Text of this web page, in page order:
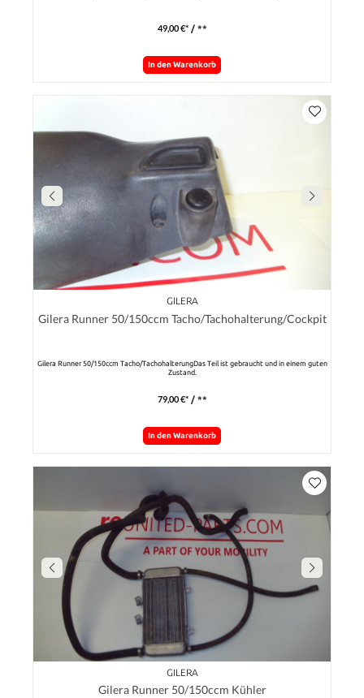
49,00 €* / **
In den Warenkorb
GILERA
Gilera Runner 50/150ccm Tacho/Tachohalterung/Cockpit
Gilera Runner 50/150ccm Tacho/TachohalterungDas Teil ist gebraucht und in einem guten
Zustand.
79,00 €* / **
In den Warenkorb
GILERA
Gilera Runner 50/150ccm Kühler